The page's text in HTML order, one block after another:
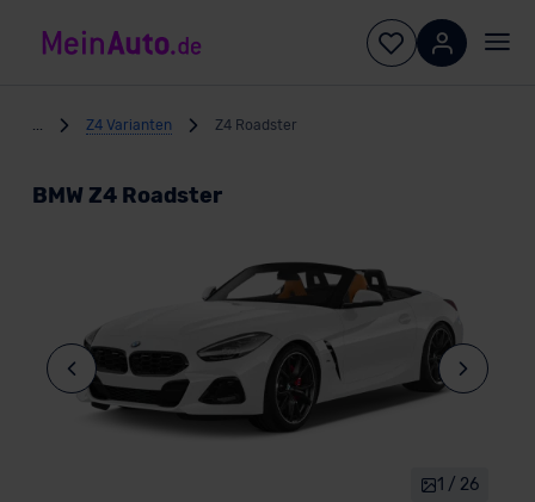
Z4 Varianten Z4 Roadster
BMW Z4 Roadster
1 / 26